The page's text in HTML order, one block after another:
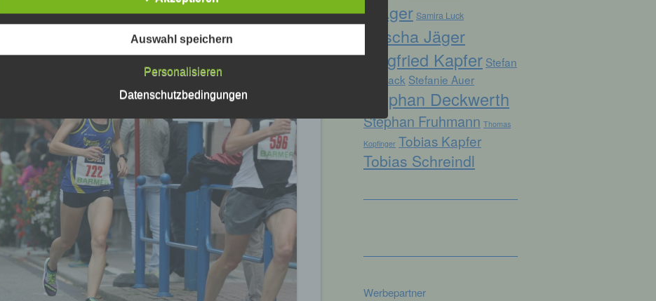
Mockenhaupt, nach gesundheitlichen Problemen,
von 33:38 Minuten zurückgemeldet.
Prager Samira Luck
Sascha Jäger
Siegfried Kapfer Stefan
Biersack Stefanie Auer
Stephan Deckwerth
Stephan Fruhmann Thomas
Kopfinger Tobias Kapfer
Tobias Schreindl
Werbepartner
Verarbeitung ist jeder mit oder ohne Hilfe automatisierter Verfahren
ausgeführte Vorgang oder jede solche Vorgangsreihe im
Zusammenhang mit personenbezogenen Daten wie das Erheben,
das Erfassen, die Organisation, das Ordnen, die Speicherung, die
Verwendung, die Offenlegung durch Übermittlung, Verbreitung oder
Verknüpfung, die Einschränkung, das Löschen oder die Vernichtung.
d) Einschränkung der Verarbeitung
Einschränkung der Verarbeitung ist die Markierung gespeicherter
personenbezogener Daten mit dem Ziel, ihre künftige Verarbeitung
einzuschränken.
e) Profiling
Auswahl speichern
Personalisieren
Datenschutzbedingungen